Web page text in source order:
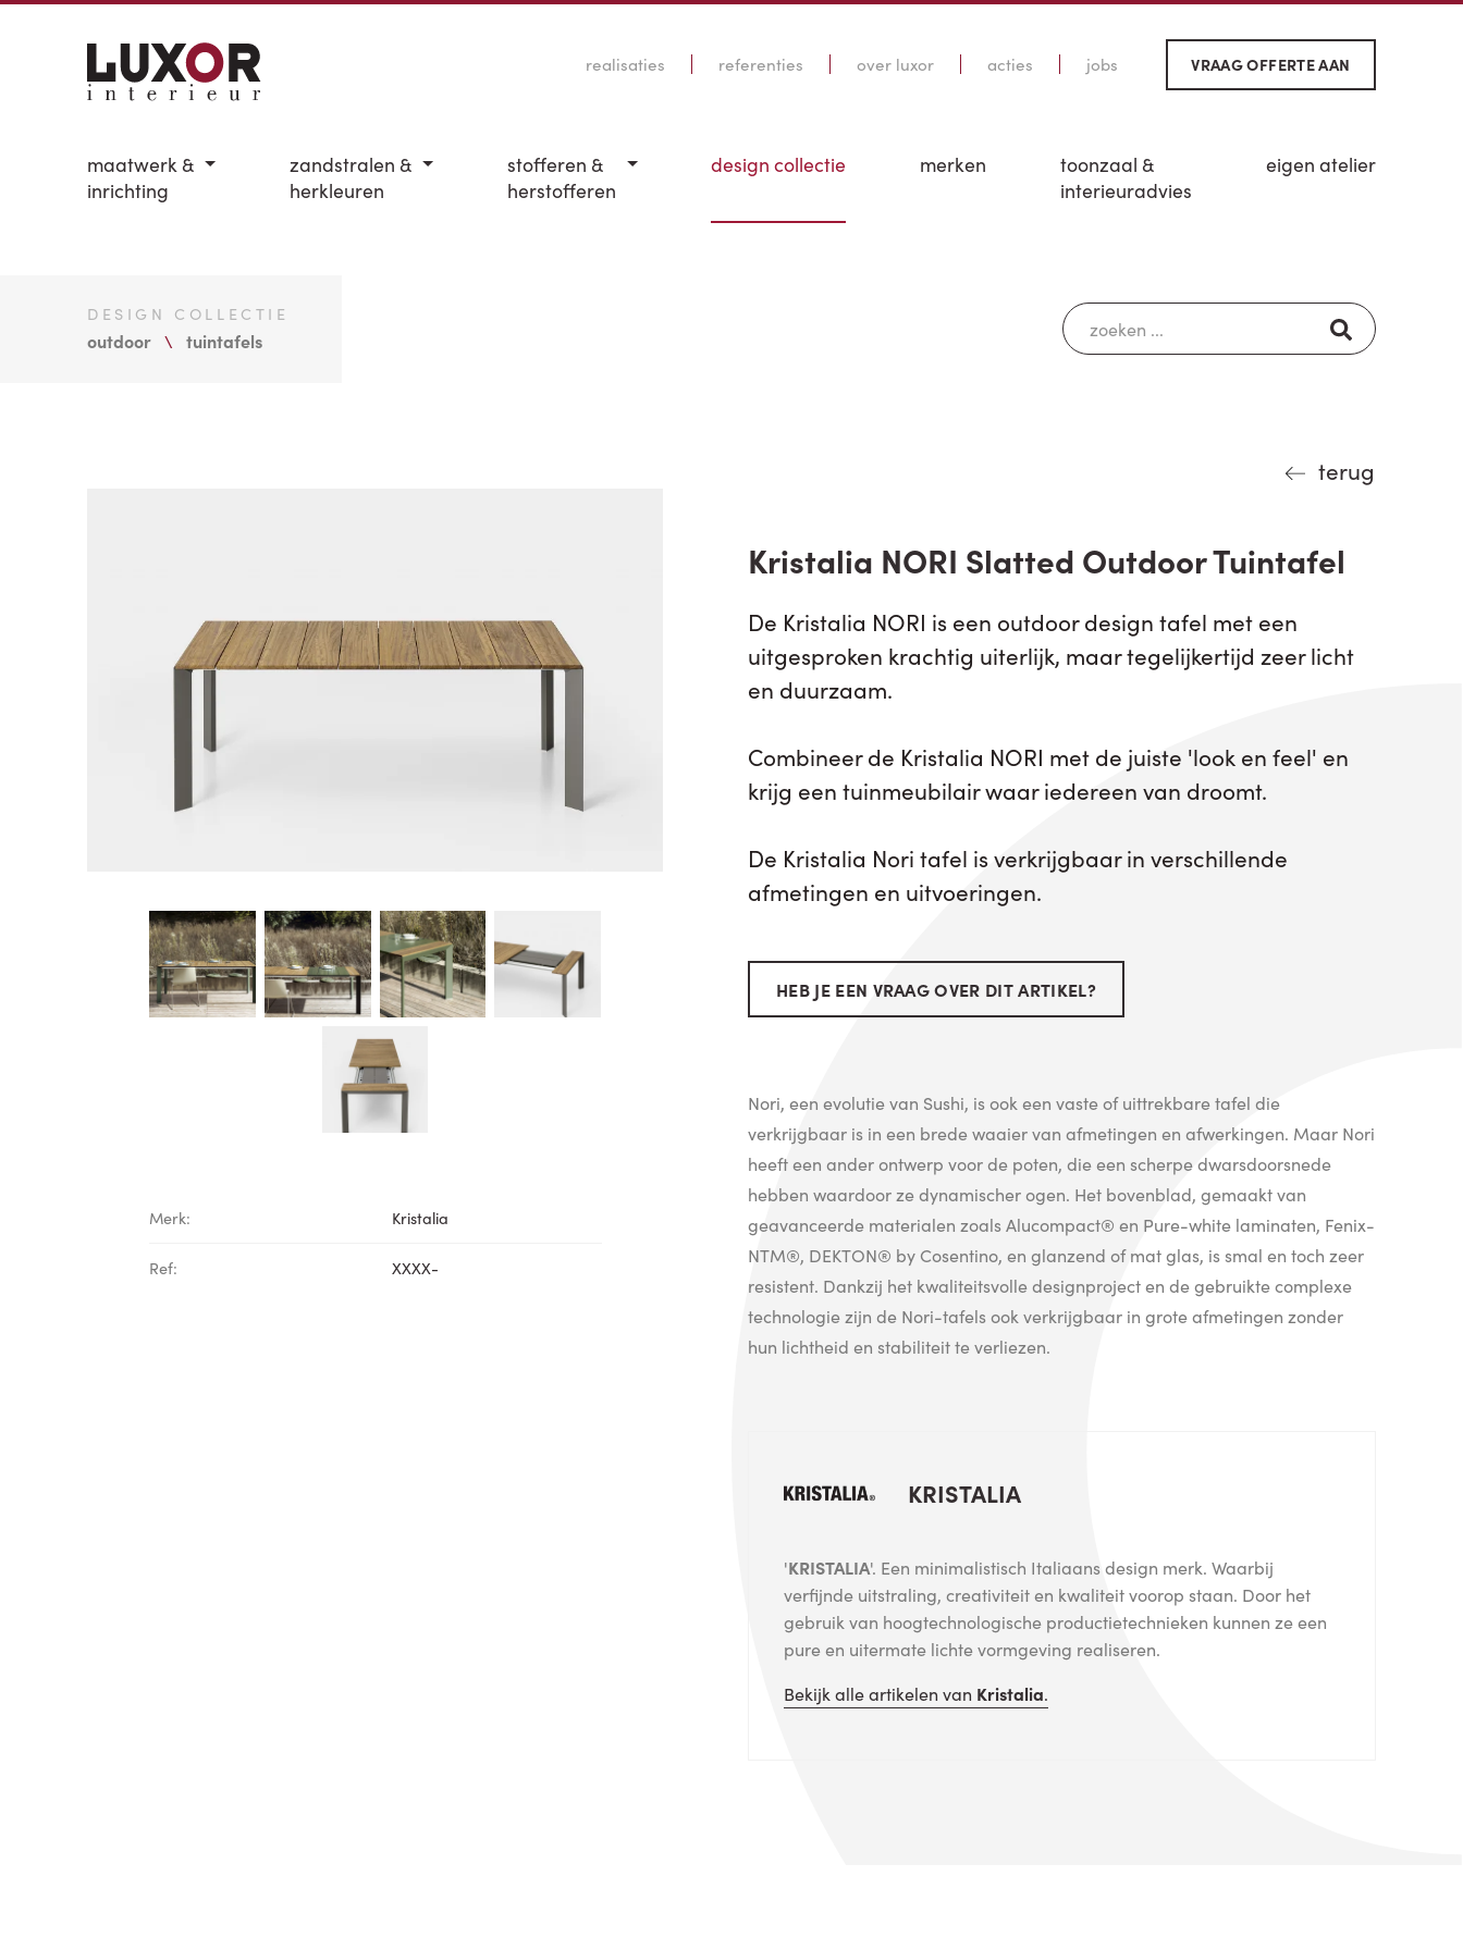
realisaties referenties over luxor acties jobs VRAAG OFFERTE AAN
maatwerk &
inrichting
zandstralen &
herkleuren
stofferen &
herstofferen
design collectie merken
toonzaal &
interieuradvies
eigen atelier
DESIGN COLLECTIE
outdoor tuintafels
terug
Merk: Kristalia
Ref: XXXX-
Kristalia NORI Slatted Outdoor Tuintafel
De Kristalia NORI is een outdoor design tafel met een
uitgesproken krachtig uiterlijk, maar tegelijkertijd zeer licht
en duurzaam.
Combineer de Kristalia NORI met de juiste 'look en feel' en
krijg een tuinmeubilair waar iedereen van droomt.
De Kristalia Nori tafel is verkrijgbaar in verschillende
afmetingen en uitvoeringen.
HEB JE EEN VRAAG OVER DIT ARTIKEL?
Nori, een evolutie van Sushi, is ook een vaste of uittrekbare tafel die
verkrijgbaar is in een brede waaier van afmetingen en afwerkingen. Maar Nori
heeft een ander ontwerp voor de poten, die een scherpe dwarsdoorsnede
hebben waardoor ze dynamischer ogen. Het bovenblad, gemaakt van
geavanceerde materialen zoals Alucompact® en Pure-white laminaten, Fenix-
NTM®, DEKTON® by Cosentino, en glanzend of mat glas, is smal en toch zeer
resistent. Dankzij het kwaliteitsvolle designproject en de gebruikte complexe
technologie zijn de Nori-tafels ook verkrijgbaar in grote afmetingen zonder
hun lichtheid en stabiliteit te verliezen.
KRISTALIA
'KRISTALIA'. Een minimalistisch Italiaans design merk. Waarbij
verfijnde uitstraling, creativiteit en kwaliteit voorop staan. Door het
gebruik van hoogtechnologische productietechnieken kunnen ze een
pure en uitermate lichte vormgeving realiseren.
Bekijk alle artikelen van Kristalia.